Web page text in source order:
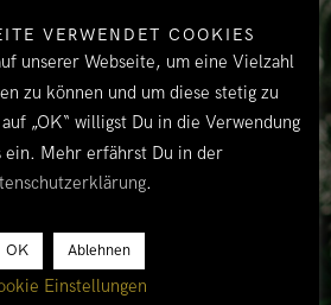
VERWENDET COOKIES
unserer Webseite, um eine Vielzahl
zu können und um diese stetig zu
„OK“ willigst Du in die Verwendung
ein. Mehr erfährst Du in der
.
OK Ablehnen
Einstellungen